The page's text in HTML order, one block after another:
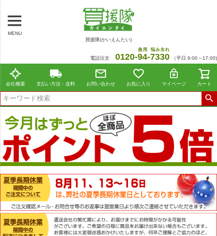
MENU
買援隊(かいえんたい)
電話注文 0120-94
急用
-7330
悩み去れ
（平日 9:00～17:00)
会社概要 支払い方法・送料 お問い合わせ お気に入り マイページ カート